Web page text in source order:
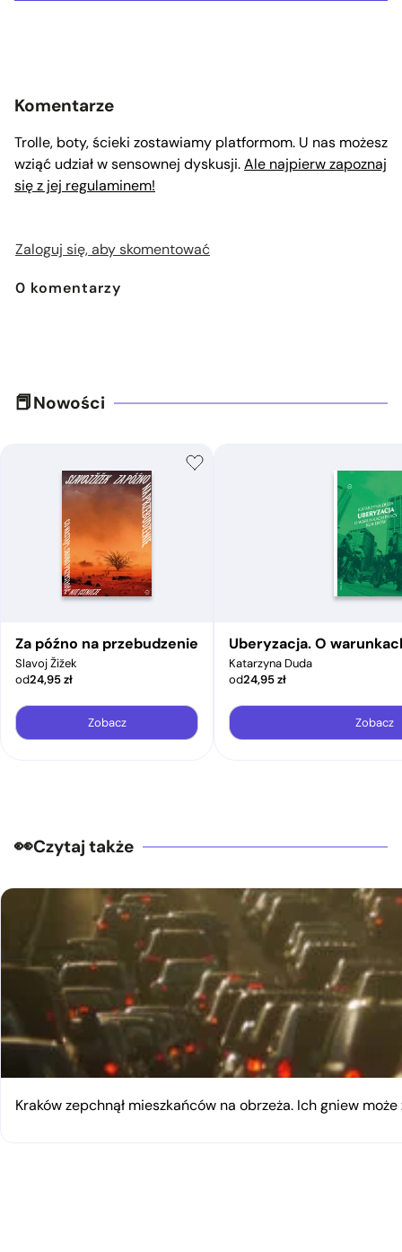
Komentarze
Trolle, boty, ścieki zostawiamy platformom. U nas możesz
wziąć udział w sensownej dyskusji.Ale najpierw zapoznaj
się z jej regulaminem!
Zaloguj się, aby skomentować
0 komentarzy
Nowości
Za późno na przebudzenie
Slavoj Žižek
od24,95zł
Zobacz
Uberyzacja. O
Katarzyna Duda
od24,95zł
Zobacz
Czytaj także
Kraków zepchnął mieszkańców na obrzeża. Ich gniew